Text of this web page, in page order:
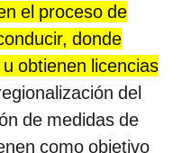
el proceso de
donde
obtienen licencias
del
de medidas de
como objetivo